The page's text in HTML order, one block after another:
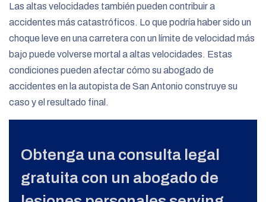
Las altas velocidades también pueden contribuir a
accidentes más catastróficos. Lo que podría haber sido un
choque leve en una carretera con un límite de velocidad más
bajo puede volverse mortal a altas velocidades. Estas
condiciones pueden afectar cómo su abogado de
accidentes en la autopista de San Antonio construye su
caso y el resultado final.
Obtenga una consulta legal
gratuita con un abogado de